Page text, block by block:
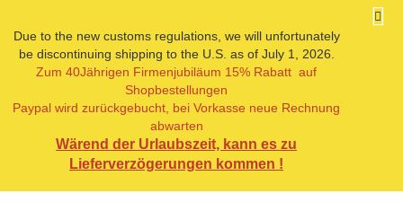
Due to the new customs regulations, we will unfortunately
be discontinuing shipping to the U.S. as of July 1, 2026.
Zum 40Jährigen Firmenjubiläum 15% Rabatt auf
Shopbestellungen
Paypal wird zurückgebucht, bei Vorkasse neue Rechnung
abwarten
Wärend der Urlaubszeit, kann es zu
Lieferverzögerungen kommen !
« Erster « zurück weiter »
Letzter »
Artikel in dieser Kategorie